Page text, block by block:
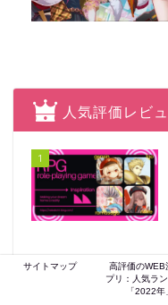
人気評価レビ
1
2
サイトマップ
高評価のWEB
プリ：人気ラ
「2022年